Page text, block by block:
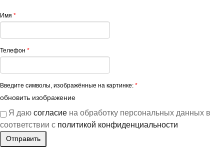
Имя *
Телефон *
Введите символы, изображённые на картинке: *
обновить изображение
Я даю согласие на обработку персональных данных в
соответствии с политикой конфиденциальности